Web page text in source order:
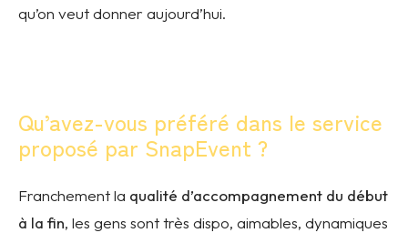
qu’on veut donner aujourd’hui.
Qu’avez-vous préféré dans le service
proposé par SnapEvent ?
Franchement la qualité d’accompagnement du début
à la fin, les gens sont très dispo, aimables, dynamiques